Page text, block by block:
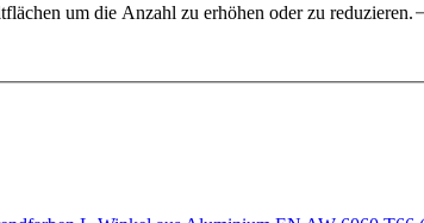
um die Anzahl zu erhöhen oder zu reduzieren.